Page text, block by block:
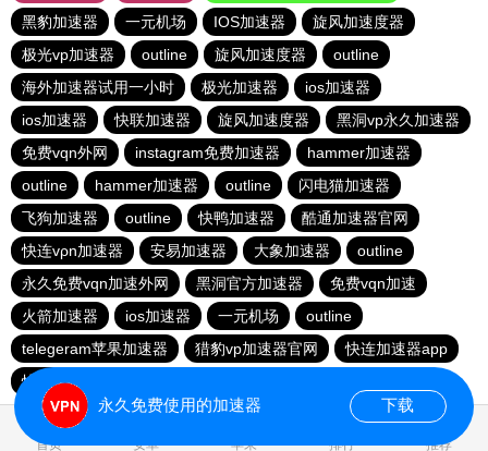
黑豹加速器
一元机场 IOS加速器
旋风加速度器
极光vp加速器
outline 旋风加速度器
outline
海外加速器试用一小时
极光加速器
ios加速器
ios加速器
快联加速器 旋风加速度器
黑洞vp永久加速器
免费vqn外网
instagram免费加速器
hammer加速器
outline
hammer加速器 outline
闪电猫加速器
飞狗加速器
outline 快鸭加速器
酷通加速器官网
快连vρn加速器
安易加速器 大象加速器
outline
永久免费vqn加速外网
黑洞官方加速器
免费vqn加速
火箭加速器
ios加速器 一元机场
outline
telegeram苹果加速器
猎豹vp加速器官网
快连加速器app
快柠檬加速器
首页 安卓 苹果 排行 推荐
永久免费使用的加速器 下载
2.274437s